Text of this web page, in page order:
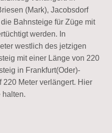
(Mark), Jacobsdorf
Bahnsteige für Züge mit
werden. In
westlich des jetzigen
mit einer Länge von 220
in Frankfurt(Oder)-
220 Meter verlängert. Hier
halten.